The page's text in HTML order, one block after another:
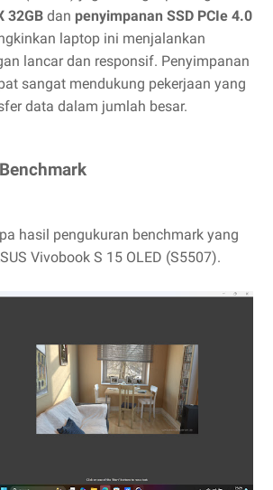
32GB dan penyimpanan SSD PCIe 4.0
laptop ini menjalankan
lancar dan responsif. Penyimpanan
sangat mendukung pekerjaan yang
data dalam jumlah besar.
hasil pengukuran benchmark yang
Vivobook S 15 OLED (S5507).